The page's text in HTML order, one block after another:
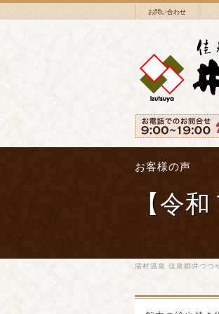
お問い合わせ
お客様の声
【令
湯村温泉 佳泉郷井づつ